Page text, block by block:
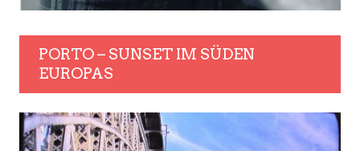
PORTO – SUNSET IM SÜDEN
EUROPAS